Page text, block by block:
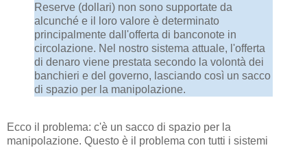
Reserve (dollari) non sono supportate da
alcunché e il loro valore è determinato
principalmente dall'offerta di banconote in
circolazione. Nel nostro sistema attuale, l'offerta
di denaro viene prestata secondo la volontà dei
banchieri e del governo, lasciando così un sacco
di spazio per la manipolazione.
Ecco il problema: c'è un sacco di spazio per la
manipolazione. Questo è il problema con tutti i sistemi